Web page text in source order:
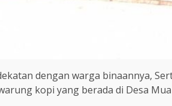
dengan warga binaannya,
kopi yang berada di Desa